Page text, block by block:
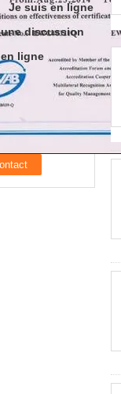
Je suis en ligne
une discussion
en ligne